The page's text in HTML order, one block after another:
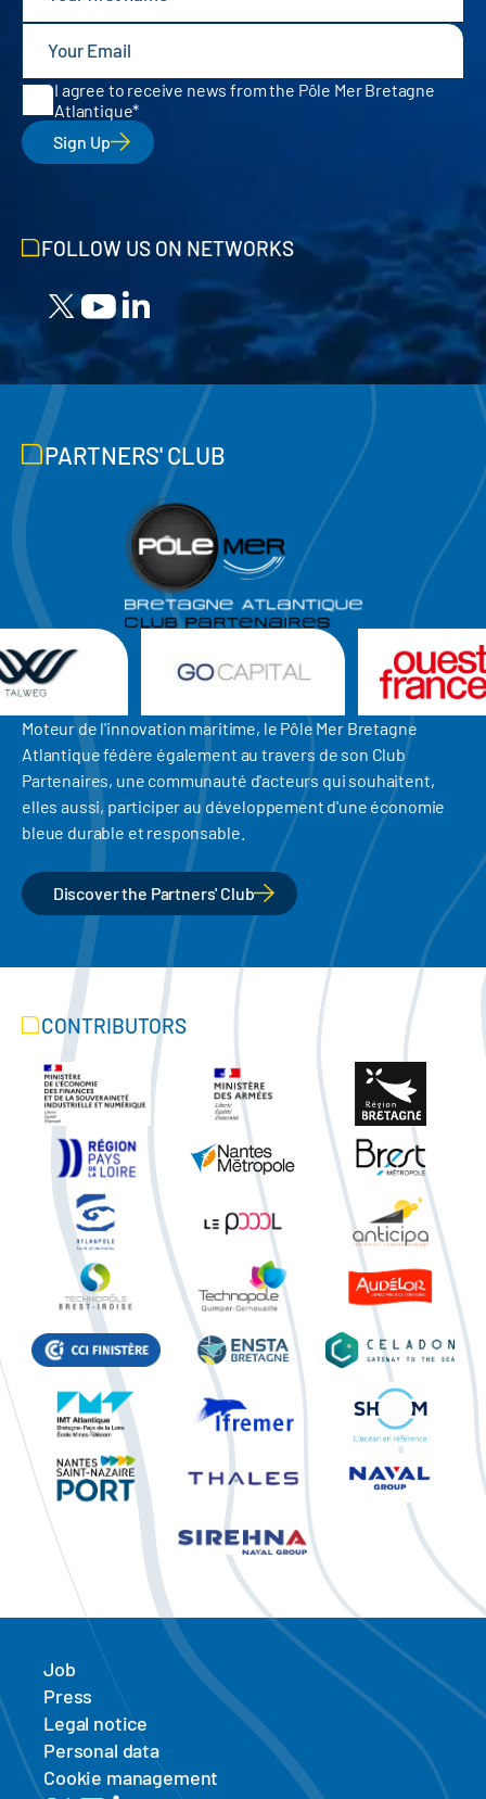
I agree to receive news from the Pôle Mer Bretagne
Atlantique
Sign Up
FOLLOW US ON NETWORKS
PARTNERS' CLUB
Moteur de l'innovation maritime, le Pôle Mer Bretagne
Atlantique fédère également au travers de son Club
Partenaires, une communauté d'acteurs qui souhaitent,
elles aussi, participer au développement d'une économie
bleue durable et responsable.
Discover the Partners' Club
CONTRIBUTORS
Job
Press
Legal notice
Personal data
Cookie management